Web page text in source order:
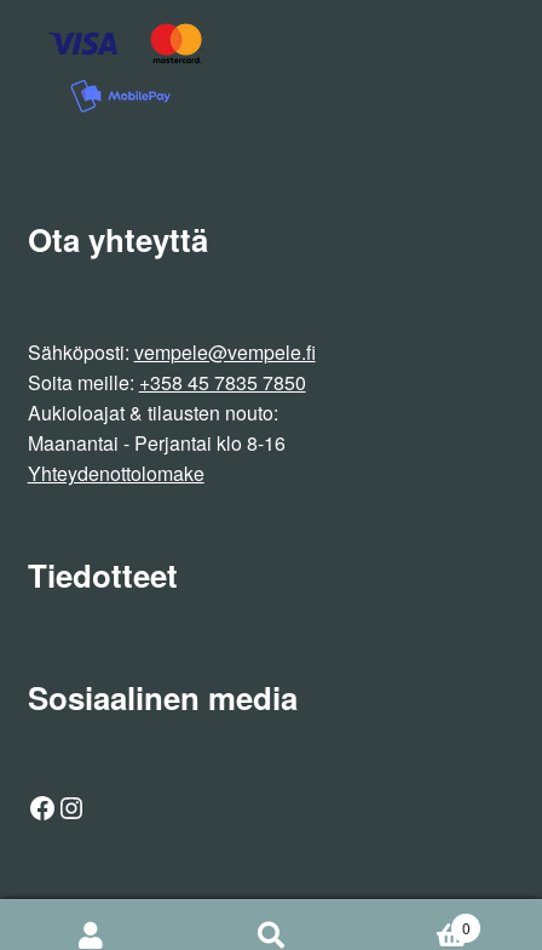
Ota yhteyttä
Sähköposti: vempele@vempele.fi
Soita meille: +358 45 7835 7850
Aukioloajat & tilausten nouto:
Maanantai - Perjantai klo 8-16
Yhteydenottolomake
Tiedotteet
Sosiaalinen media
Facebook
Instagram
0